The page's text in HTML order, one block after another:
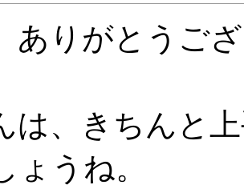
ありがとうご
は、きちんと
ょうね。